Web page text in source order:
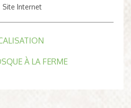
Site Internet
À LA FERME